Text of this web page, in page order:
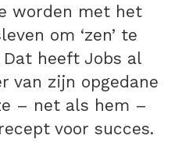
worden met het
om ‘zen’ te
heeft Jobs al
van zijn opgedane
– net als hem –
voor succes.